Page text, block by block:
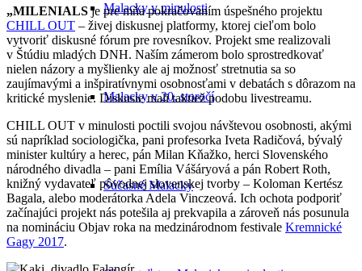
Malacky v minulosti
Malacky v 20. storočí
Súčasné Malacky
„MILENIALSje pre mňa pokračovaním úspešného projektu
CHILL OUT – živej diskusnej platformy, ktorej cieľom bolo
vytvoriť diskusné fórum pre rovesníkov. Projekt sme realizovali
v Štúdiu mladých DNH. Naším zámerom bolo sprostredkovať
nielen názory a myšlienky ale aj možnosť stretnutia sa so
zaujímavými a inšpiratívnymi osobnosťami v debatách s dôrazom na
kritické myslenie. Diskusie mali taktiež podobu livestreamu.
CHILL OUT v minulosti poctili svojou návštevou osobnosti, akými
sú napríklad sociologička, pani profesorka Iveta Radičová, bývalý
minister kultúry a herec, pán Milan Kňažko, herci Slovenského
národného divadla – pani Emília Vášáryová a pán Robert Roth,
knižný vydavateľ pôvodnej slovenskej tvorby – Koloman Kertész
Bagala, alebo moderátorka Adela Vinczeová. Ich ochota podporiť
začínajúci projekt nás potešila aj prekvapila a zároveň nás posunula
na nomináciu Objav roka na medzinárodnom festivale Kremnické
Gagy 2017.